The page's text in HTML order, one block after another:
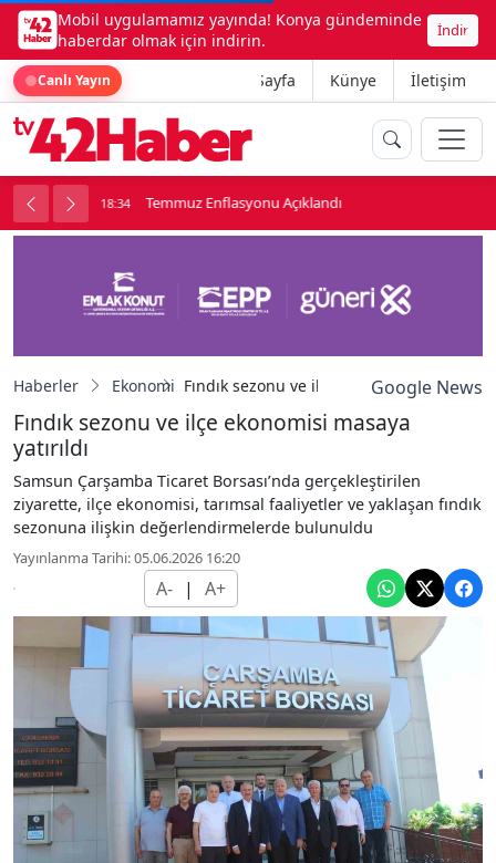
Mobil uygulamamız yayında! Konya gündeminde
haberdar olmak için indirin.
İndir
Canlı Yayın Ana Sayfa Künye İletişim
18:34 Temmuz Enflasyonu Açıklandı
Haberler Ekonomi Fındık sezonu ve ilçe ekonomisi masaya
Google News
Fındık sezonu ve ilçe ekonomisi masaya
yatırıldı
Samsun Çarşamba Ticaret Borsası’nda gerçekleştirilen
ziyarette, ilçe ekonomisi, tarımsal faaliyetler ve yaklaşan fındık
sezonuna ilişkin değerlendirmelerde bulunuldu
Yayınlanma Tarihi: 05.06.2026 16:20
A- | A+